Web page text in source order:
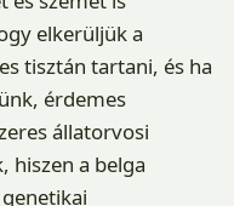
elkerüljük a
tisztán tartani, és ha
érdemes
állatorvosi
hiszen a belga